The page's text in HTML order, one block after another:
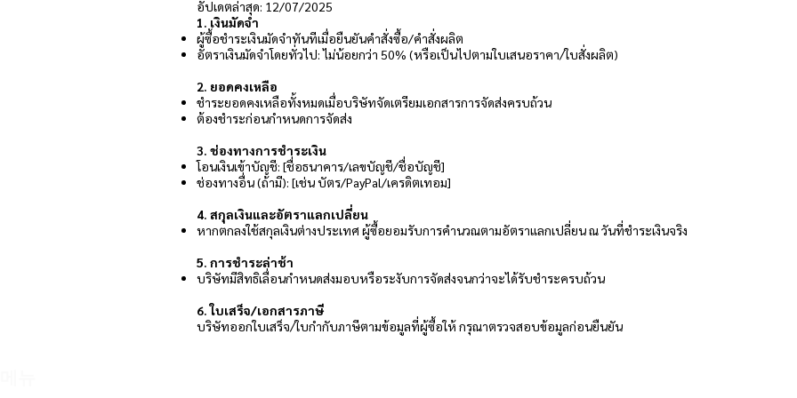
อัปเดตล่าสุด: 12/07/2025
1. เงินมัดจำ
ผู้ซื้อชำระเงินมัดจำทันทีเมื่อยืนยันคำสั่งซื้อ/คำสั่งผลิต
อัตราเงินมัดจำโดยทั่วไป: ไม่น้อยกว่า 50% (หรือเป็นไปตามใบเสนอราคา/ใบสั่งผลิต)
2. ยอดคงเหลือ
ชำระยอดคงเหลือทั้งหมดเมื่อบริษัทจัดเตรียมเอกสารการจัดส่งครบถ้วน
ต้องชำระก่อนกำหนดการจัดส่ง
3. ช่องทางการชำระเงิน
โอนเงินเข้าบัญชี: [ชื่อธนาคาร/เลขบัญชี/ชื่อบัญชี]
ช่องทางอื่น (ถ้ามี): [เช่น บัตร/PayPal/เครดิตเทอม]
4. สกุลเงินและอัตราแลกเปลี่ยน
หากตกลงใช้สกุลเงินต่างประเทศ ผู้ซื้อยอมรับการคำนวณตามอัตราแลกเปลี่ยน ณ วันที่ชำระเงินจริง
5. การชำระล่าช้า
บริษัทมีสิทธิเลื่อนกำหนดส่งมอบหรือระงับการจัดส่งจนกว่าจะได้รับชำระครบถ้วน
6. ใบเสร็จ/เอกสารภาษี
บริษัทออกใบเสร็จ/ใบกำกับภาษีตามข้อมูลที่ผู้ซื้อให้ กรุณาตรวจสอบข้อมูลก่อนยืนยัน